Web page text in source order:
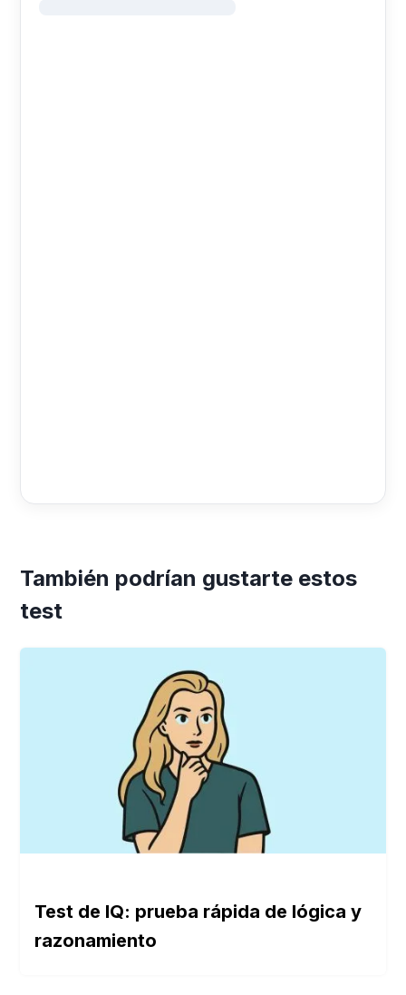
También podrían gustarte estos
test
Test de IQ: prueba rápida de lógica y
razonamiento